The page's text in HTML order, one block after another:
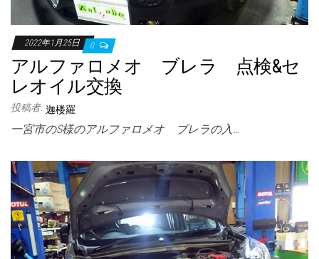
2022年1月25日 0
アルファロメオ ブレラ 点検&セ
レオイル交換
投稿者: 迦楼羅
一宮市のS様のアルファロメオ ブレラの入…